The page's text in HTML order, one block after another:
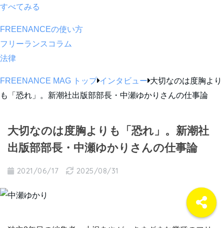
すべてみる
FREENANCEの使い方
フリーランスコラム
法律
FREENANCE MAG トップ インタビュー 大切なのは度胸より
も「恐れ」。新潮社出版部部長・中瀬ゆかりさんの仕事論
大切なのは度胸よりも「恐れ」。新潮社
出版部部長・中瀬ゆかりさんの仕事論
2021/06/17 2025/08/31